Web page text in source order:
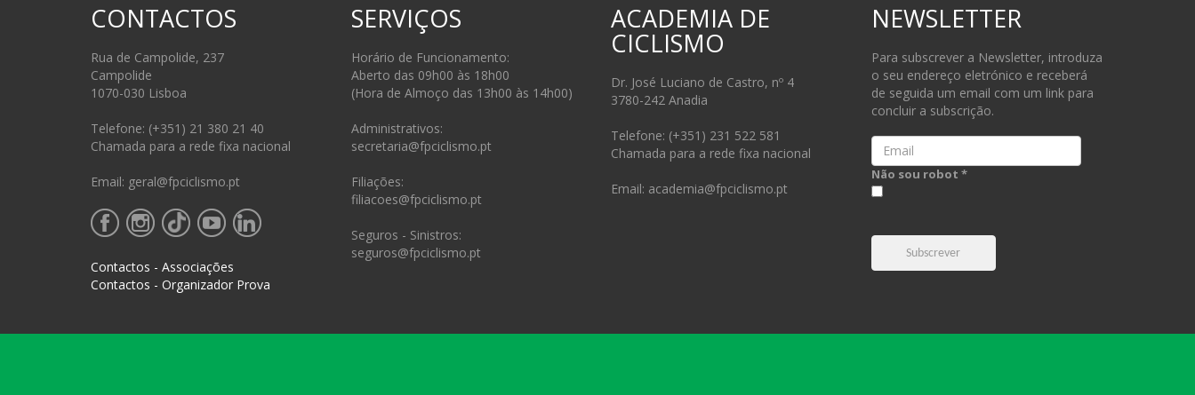
CONTACTOS
Rua de Campolide, 237
Campolide
1070-030 Lisboa
Telefone: (+351) 21 380 21 40
Chamada para a rede fixa nacional
Email: geral@fpciclismo.pt
Contactos - Associações
Contactos - Organizador Prova
SERVIÇOS
Horário de Funcionamento:
Aberto das 09h00 às 18h00
(Hora de Almoço das 13h00 às 14h00)
Administrativos:
secretaria@fpciclismo.pt
Filiações:
filiacoes@fpciclismo.pt
Seguros - Sinistros:
seguros@fpciclismo.pt
ACADEMIA DE
CICLISMO
Dr. José Luciano de Castro, nº 4
3780-242 Anadia
Telefone: (+351) 231 522 581
Chamada para a rede fixa nacional
Email: academia@fpciclismo.pt
NEWSLETTER
Para subscrever a Newsletter, introduza
o seu endereço eletrónico e receberá
de seguida um email com um link para
concluir a subscrição.
Email
Não sou robot *
Subscrever